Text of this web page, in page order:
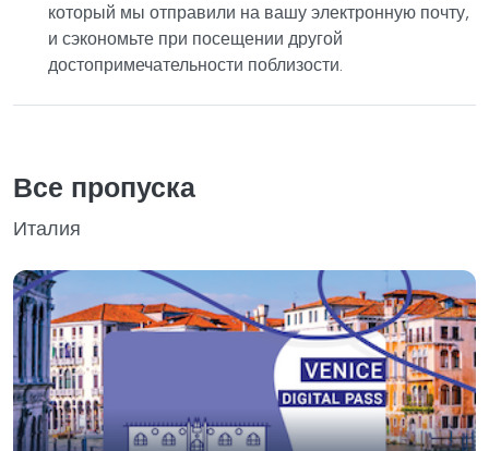
который мы отправили на вашу электронную почту,
и сэкономьте при посещении другой
достопримечательности поблизости.
Все пропуска
Италия